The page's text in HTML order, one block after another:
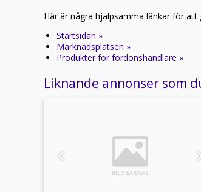
Här är några hjälpsamma länkar för att
Startsidan »
Marknadsplatsen »
Produkter för fordonshandlare »
Liknande annonser som